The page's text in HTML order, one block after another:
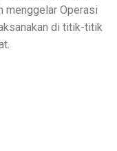
menggelar Operasi
di titik-titik